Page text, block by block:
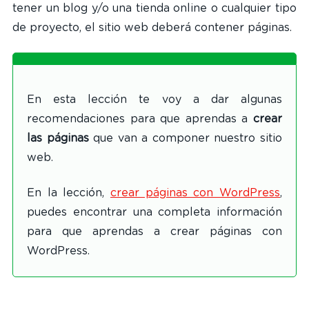
tener un blog y/o una tienda online o cualquier tipo
de proyecto, el sitio web deberá contener páginas.
En esta lección te voy a dar algunas
recomendaciones para que aprendas a crear
las páginasque van a componer nuestro sitio
web.
En la lección, crear páginas con WordPress,
puedes encontrar una completa información
para que aprendas a crear páginas con
WordPress.